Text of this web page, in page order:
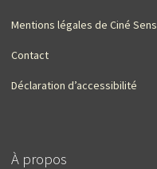
Mentions légales de Ciné Sens
Contact
Déclaration d’accessibilité
À propos